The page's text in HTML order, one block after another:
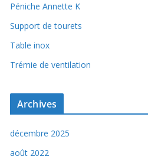
Péniche Annette K
Support de tourets
Table inox
Trémie de ventilation
Archives
décembre 2025
août 2022